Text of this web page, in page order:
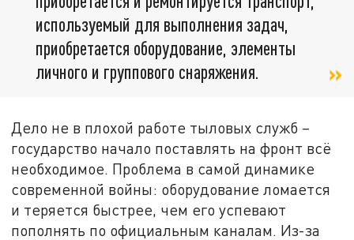
используемый для выполнения задач,
приобретается оборудование, элементы
личного и группового снаряжения.
Дело не в плохой работе тыловых служб –
государство начало поставлять на фронт всё
необходимое. Проблема в самой динамике
современной войны: оборудование ломается
и теряется быстрее, чем его успевают
пополнять по официальным каналам. Из-за